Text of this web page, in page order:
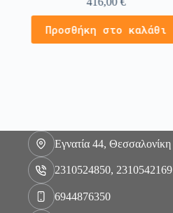
Προσθήκη στο καλάθι
Εγνατία 44, Θεσσαλονίκη
2310524850, 2310542169
6944876350